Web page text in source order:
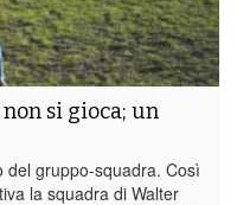
si gioca; un
del gruppo-squadra. Così
la squadra di Walter